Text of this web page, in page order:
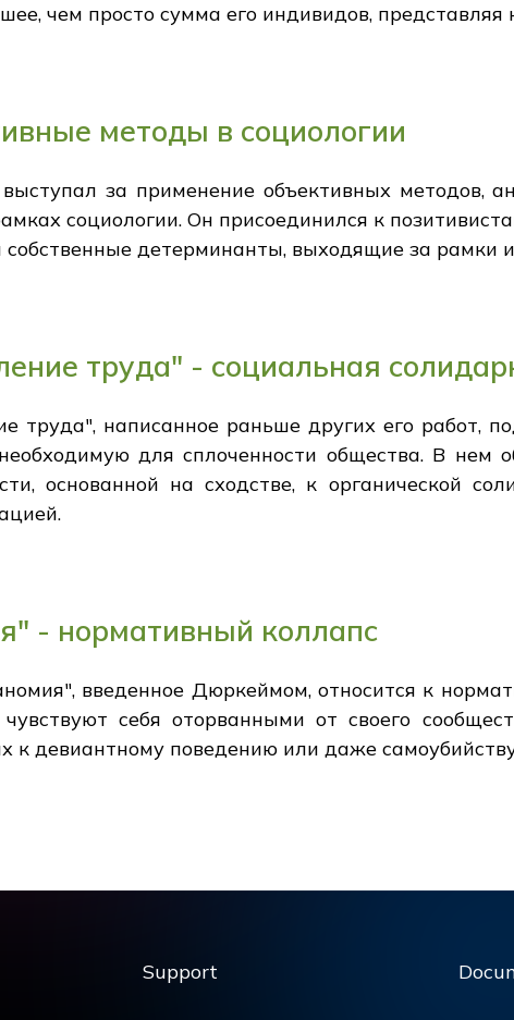
чем просто сумма его индивидов,
методы в социологии
за применение объективных методов,
социологии. Он присоединился к
собственные детерминанты, выходящие за рамки
труда" - социальная
труда", написанное раньше других его работ,
для сплоченности общества. В нем
основанной на сходстве, к органической
- нормативный коллапс
введенное Дюркеймом, относится к
себя оторванными от своего
к девиантному поведению или даже
Support